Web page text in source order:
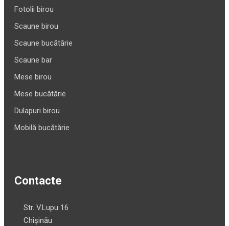
Fotolii birou
Scaune birou
Scaune bucătărie
Scaune bar
Mese birou
Mese bucătărie
Dulapuri birou
Mobilă bucătărie
Contacte
Str. V.Lupu 16
Chișinău